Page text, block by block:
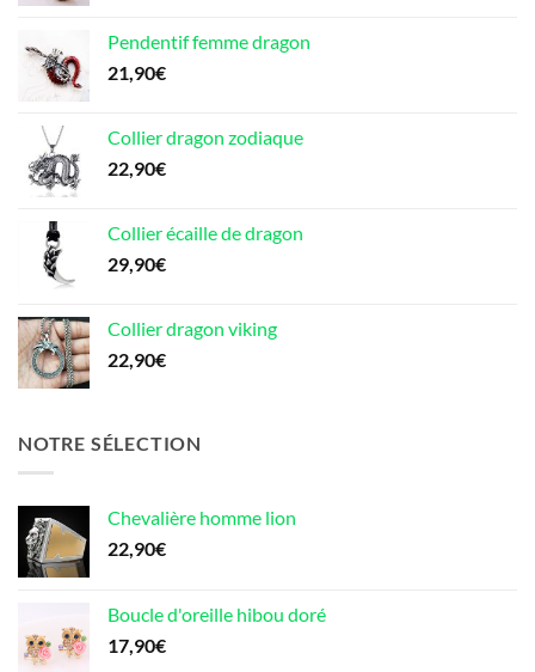
Pendentif femme dragon
21,90€
Collier dragon zodiaque
22,90€
Collier écaille de dragon
29,90€
Collier dragon viking
22,90€
NOTRE SÉLECTION
Chevalière homme lion
22,90€
Boucle d'oreille hibou doré
17,90€